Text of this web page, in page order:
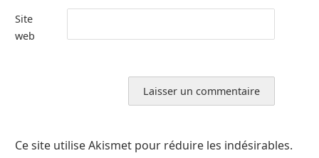
Site
web
Ce site utilise Akismet pour réduire les indésirables.